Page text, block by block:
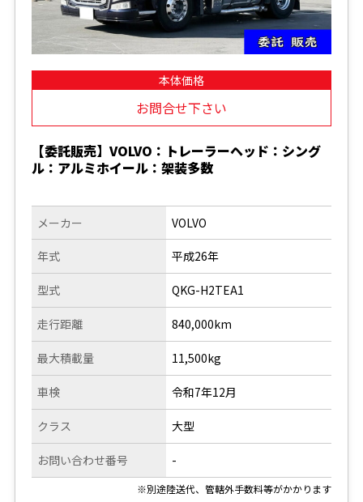
本体価格
お問合せ下さい
【委託販売】VOLVO：トレーラーヘッド：シング
ル：アルミホイール：架装多数
メーカー
年式
型式
走行距離
VOLVO
平成26年
QKG-H2TEA1
840,000km
最大積載量
車検
クラス
お問い合わせ番号
11,500kg
令和7年12月
大型
-
※別途陸送代、管轄外手数料等がかかります